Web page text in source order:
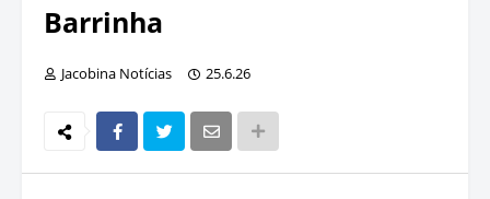
Barrinha
Jacobina Notícias 25.6.26